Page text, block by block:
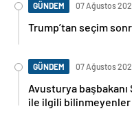
GÜNDEM 07 Ağustos
Trump’tan seçim
GÜNDEM 07 Ağustos
Avusturya
ile ilgili bilinmeyenler